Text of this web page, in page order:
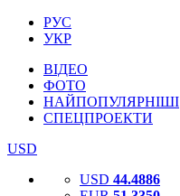
РУС
УКР
ВІДЕО
ФОТО
НАЙПОПУЛЯРНІШІ
СПЕЦПРОЕКТИ
USD
USD 44.4886